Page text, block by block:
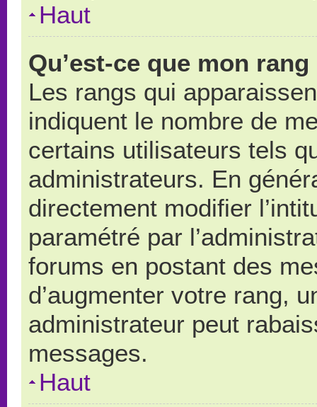
Haut
Qu’est-ce que mon
Les rangs qui
indiquent le nombre de
certains utilisateurs tels
administrateurs. En
directement modifier
paramétré par
forums en postant des
d’augmenter votre rang,
administrateur peut
messages.
Haut